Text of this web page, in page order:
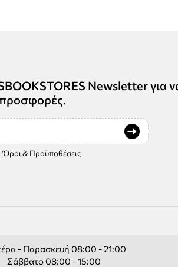
Newsletter για
προσφορές.
Όροι & Προϋποθέσεις
- Παρασκευή 08:00 - 21:00
Σάββατο 08:00 - 15:00